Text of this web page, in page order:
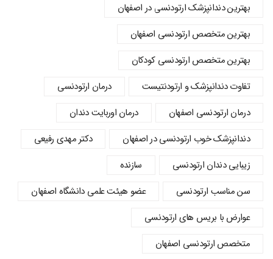
بهترین دندانپزشک ارتودنسی در اصفهان
بهترین متخصص ارتودنسی اصفهان
بهترین متخصص ارتودنسی کودکان
تفاوت دندانپزشک و ارتودنتیست
درمان ارتودنسی
درمان ارتودنسی اصفهان
درمان اوربایت دندان
دندانپزشک خوب ارتودنسی در اصفهان
دکتر مهدی رفیعی
زیبایی دندان ارتودنسی
سازنده
سن مناسب ارتودنسی
عضو هیئت علمی دانشگاه اصفهان
عوارض با بریس های ارتودنسی
متخصص ارتودنسی اصفهان